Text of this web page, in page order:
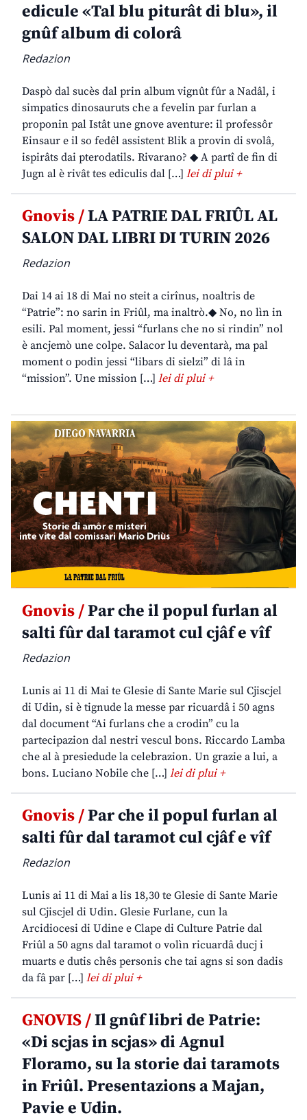
edicule «Tal blu piturât di blu», il
gnûf album di colorâ
Redazion
Daspò dal sucès dal prin album vignût fûr a Nadâl, i
simpatics dinosauruts che a fevelin par furlan a
proponin pal Istât une gnove aventure: il professôr
Einsaur e il so fedêl assistent Blik a provin di svolâ,
ispirâts dai pterodatils. Rivarano? ◆ A partî de fin di
Jugn al è rivât tes ediculis dal […] lei di plui +
Gnovis /LA PATRIE DAL FRIÛL AL
SALON DAL LIBRI DI TURIN 2026
Redazion
Dai 14 ai 18 di Mai no steit a cirînus, noaltris de
“Patrie”: no sarin in Friûl, ma inaltrò.◆ No, no lìn in
esili. Pal moment, jessi “furlans che no si rindin” nol
è ancjemò une colpe. Salacor lu deventarà, ma pal
moment o podin jessi “libars di sielzi” di lâ in
“mission”. Une mission […] lei di plui +
Gnovis /Par che il popul furlan al
salti fûr dal taramot cul cjâf e vîf
Redazion
Lunis ai 11 di Mai te Glesie di Sante Marie sul Cjiscjel
di Udin, si è tignude la messe par ricuardâ i 50 agns
dal document “Ai furlans che a crodin” cu la
partecipazion dal nestri vescul bons. Riccardo Lamba
che al à presiedude la celebrazion. Un grazie a lui, a
bons. Luciano Nobile che […] lei di plui +
Gnovis /Par che il popul furlan al
salti fûr dal taramot cul cjâf e vîf
Redazion
Lunis ai 11 di Mai a lis 18,30 te Glesie di Sante Marie
sul Cjiscjel di Udin. Glesie Furlane, cun la
Arcidiocesi di Udine e Clape di Culture Patrie dal
Friûl a 50 agns dal taramot o volìn ricuardâ ducj i
muarts e dutis chês personis che tai agns si son dadis
da fâ par […] lei di plui +
GNOVIS /Il gnûf libri de Patrie:
«Di scjas in scjas» di Agnul
Floramo, su la storie dai taramots
in Friûl. Presentazions a Majan,
Pavie e Udin.